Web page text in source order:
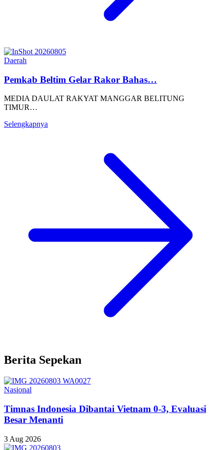
Daerah
Pemkab Beltim Gelar Rakor Bahas…
MEDIA DAULAT RAKYAT MANGGAR BELITUNG
TIMUR…
Selengkapnya
Berita Sepekan
Nasional
Timnas Indonesia Dibantai Vietnam 0-3, Evaluasi
Besar Menanti
3 Aug 2026